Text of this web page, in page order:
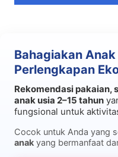
Bahagiakan
Perlengkapan
Rekomendasi pakaian,
anak usia 2–15 tahun
fungsional untuk
Cocok untuk Anda yang
anak yang bermanfaat